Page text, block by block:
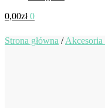
0,00zł 0
Strona główna /Akcesoria